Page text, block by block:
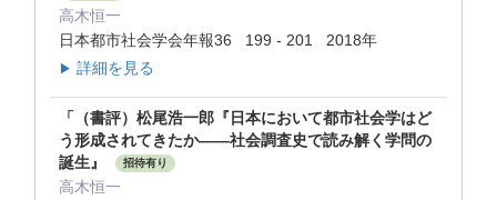
高木恒一
日本都市社会学会年報36 199 - 201 2018年
▶ 詳細を見る
「（書評）松尾浩一郎『日本において都市社会学はど
う形成されてきたか――社会調査史で読み解く学問の
誕生』
招待有り
高木恒一